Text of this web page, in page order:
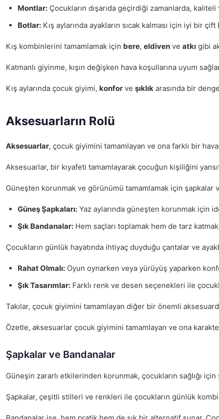
Montlar: Çocukların dışarıda geçirdiği zamanlarda,
Botlar: Kış aylarında ayakların sıcak kalması için iyi bir
Kış kombinlerini tamamlamak için bere, eldiven ve atkı gibi
Katmanlı giyinme, kışın değişken hava koşullarına uyum
Kış aylarında çocuk giyimi, konfor ve şıklık arasında bir
Aksesuarların Rolü
Aksesuarlar, çocuk giyimini tamamlayan ve ona farklı bir
Aksesuarlar, bir kıyafeti tamamlayarak çocuğun kişiliğini
Güneşten korunmak ve görünümü tamamlamak için şapkalar
Güneş Şapkaları: Yaz aylarında güneşten korunmak için
Şık Bandanalar: Hem saçları toplamak hem de tarz
Çocukların günlük hayatında ihtiyaç duyduğu çantalar ve
Rahat Olmalı: Oyun oynarken veya yürüyüş yaparken
Şık Tasarımlar: Farklı renk ve desen seçenekleri ile
Takılar, çocuk giyimini tamamlayan diğer bir önemli
Özetle, aksesuarlar çocuk giyimini tamamlayan ve ona
Şapkalar ve Bandanalar
Güneşin zararlı etkilerinden korunmak, çocukların sağlığı
Şapkalar, çeşitli stilleri ve renkleri ile çocukların günlük